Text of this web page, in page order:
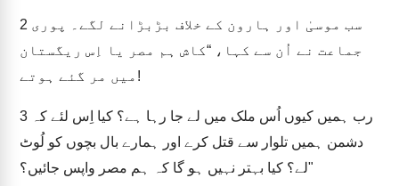
2
جماعت نے اُن سے کہا، “کاش ہم مصر یا اِس ریگستان
میں مر گئے ہوتے!
3
دشمن ہمیں تلوار سے قتل کرے اور ہمارے بال بچوں کو لُوٹ
لے؟ کیا بہتر نہیں ہو گا کہ ہم مصر واپس جائیں؟"